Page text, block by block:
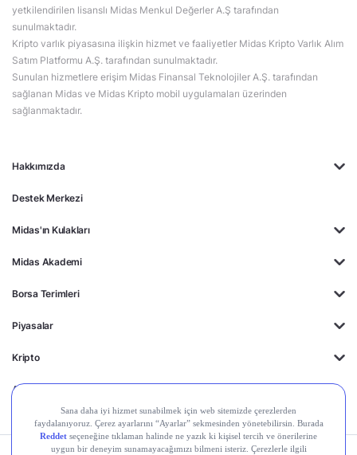
Hakkımızda
Destek Merkezi
Midas'ın Kulakları
Midas Akademi
Borsa Terimleri
Piyasalar
Kripto
Ayrıcalıklar
yetkilendirilen lisanslı Midas Menkul Değerler A.Ş tarafından
sunulmaktadır.
Kripto varlık piyasasına ilişkin hizmet ve faaliyetler Midas Kripto Varlık Alım
Satım Platformu A.Ş. tarafından sunulmaktadır.
Sunulan hizmetlere erişim Midas Finansal Teknolojiler A.Ş. tarafından
sağlanan Midas ve Midas Kripto mobil uygulamaları üzerinden
sağlanmaktadır.